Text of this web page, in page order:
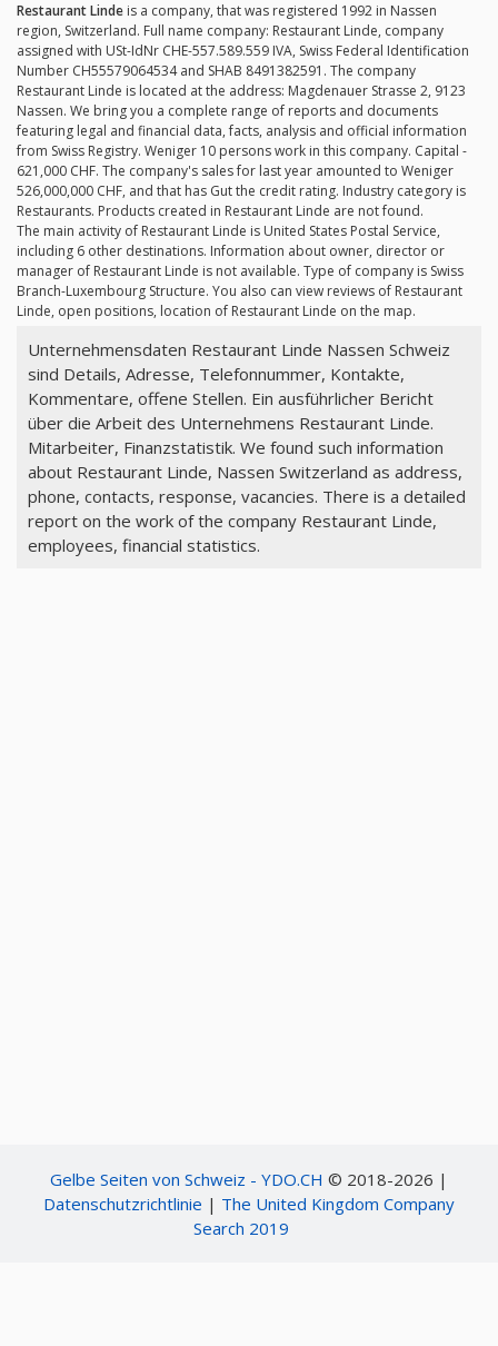
Restaurant Linde is a company, that was registered 1992 in Nassen
region, Switzerland. Full name company: Restaurant Linde, company
assigned with USt-IdNr CHE-557.589.559 IVA, Swiss Federal Identification
Number CH55579064534 and SHAB 8491382591. The company
Restaurant Linde is located at the address: Magdenauer Strasse 2, 9123
Nassen. We bring you a complete range of reports and documents
featuring legal and financial data, facts, analysis and official information
from Swiss Registry. Weniger 10 persons work in this company. Capital -
621,000 CHF. The company's sales for last year amounted to Weniger
526,000,000 CHF, and that has Gut the credit rating. Industry category is
Restaurants. Products created in Restaurant Linde are not found.
The main activity of Restaurant Linde is United States Postal Service,
including 6 other destinations. Information about owner, director or
manager of Restaurant Linde is not available. Type of company is Swiss
Branch-Luxembourg Structure. You also can view reviews of Restaurant
Linde, open positions, location of Restaurant Linde on the map.
Unternehmensdaten Restaurant Linde Nassen Schweiz
sind Details, Adresse, Telefonnummer, Kontakte,
Kommentare, offene Stellen. Ein ausführlicher Bericht
über die Arbeit des Unternehmens Restaurant Linde.
Mitarbeiter, Finanzstatistik. We found such information
about Restaurant Linde, Nassen Switzerland as address,
phone, contacts, response, vacancies. There is a detailed
report on the work of the company Restaurant Linde,
employees, financial statistics.
Gelbe Seiten von Schweiz - YDO.CH © 2018-2026 |
Datenschutzrichtlinie | The United Kingdom Company
Search 2019